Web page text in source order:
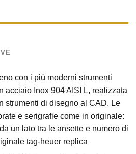
con i più moderni strumenti
acciaio Inox 904 AISI L, realizzata
strumenti di disegno al CAD. Le
e serigrafie come in originale:
un lato tra le ansette e numero di
tag-heuer replica